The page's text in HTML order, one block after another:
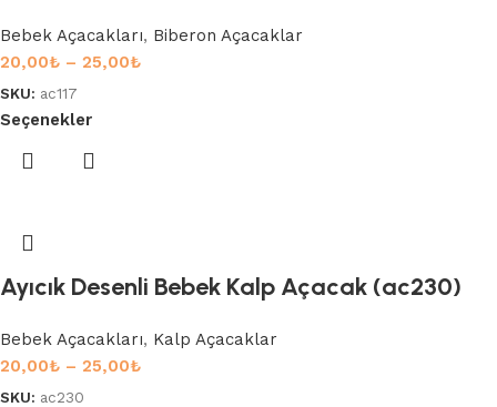
Bebek Açacakları, Biberon Açacaklar
20,00₺ – 25,00₺
SKU: ac117
Seçenekler
Ayıcık Desenli Bebek Kalp Açacak (ac230)
Bebek Açacakları, Kalp Açacaklar
20,00₺ – 25,00₺
SKU: ac230